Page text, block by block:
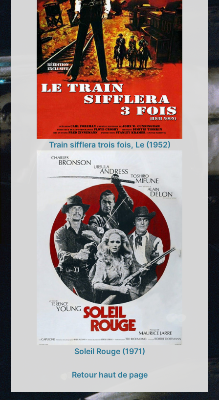
Train sifflera trois fois, Le (1952)
Soleil Rouge (1971)
Retour haut de page